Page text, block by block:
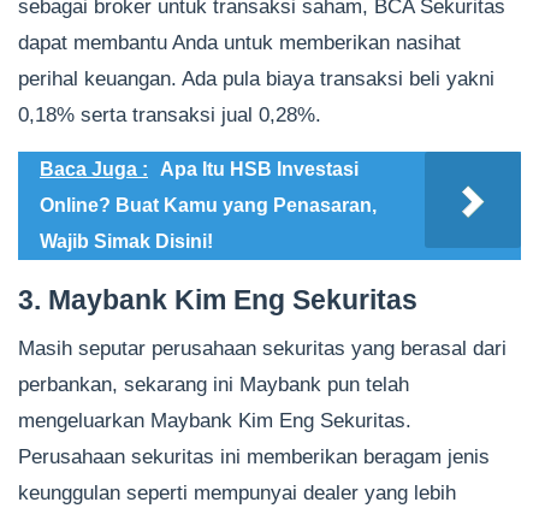
sebagai broker untuk transaksi saham, BCA Sekuritas
dapat membantu Anda untuk memberikan nasihat
perihal keuangan. Ada pula biaya transaksi beli yakni
0,18% serta transaksi jual 0,28%.
Baca Juga :
Apa Itu HSB Investasi
Online? Buat Kamu yang Penasaran,
Wajib Simak Disini!
3. Maybank Kim Eng Sekuritas
Masih seputar perusahaan sekuritas yang berasal dari
perbankan, sekarang ini Maybank pun telah
mengeluarkan Maybank Kim Eng Sekuritas.
Perusahaan sekuritas ini memberikan beragam jenis
keunggulan seperti mempunyai dealer yang lebih